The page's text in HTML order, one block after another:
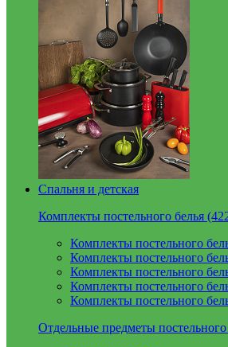
Спальня и детская
Комплекты постельного белья
Комплекты постельного
Комплекты постельного
Комплекты постельного
Комплекты постельного
Комплекты постельного
Отдельные предметы постельного